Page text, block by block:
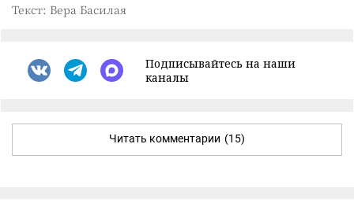
Текст: Вера Басилая
Подписывайтесь на наши
каналы
Читать комментарии (15)